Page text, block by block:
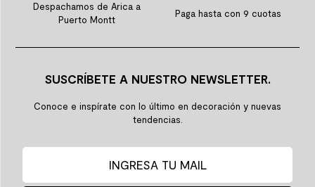
Despachamos de Arica a
Puerto Montt
Paga hasta con 9 cuotas
SUSCRÍBETE A NUESTRO NEWSLETTER.
Conoce e inspírate con lo último en decoración y nuevas
tendencias.